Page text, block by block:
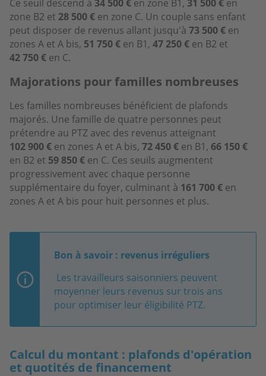
Ce seuil descend à 34 500 € en zone B1, 31 500 € en
zone B2 et 28 500 € en zone C. Un couple sans enfant
peut disposer de revenus allant jusqu'à 73 500 € en
zones A et A bis, 51 750 € en B1, 47 250 € en B2 et
42 750 € en C.
Majorations pour familles nombreuses
Les familles nombreuses bénéficient de plafonds
majorés. Une famille de quatre personnes peut
prétendre au PTZ avec des revenus atteignant
102 900 € en zones A et A bis, 72 450 € en B1, 66 150 €
en B2 et 59 850 € en C. Ces seuils augmentent
progressivement avec chaque personne
supplémentaire du foyer, culminant à 161 700 € en
zones A et A bis pour huit personnes et plus.
Bon à savoir : revenus irréguliers
Les travailleurs saisonniers peuvent
moyenner leurs revenus sur trois ans
pour optimiser leur éligibilité PTZ.
Calcul du montant : plafonds d'opération
et quotités de financement